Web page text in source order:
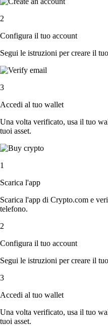
2
Configura il tuo account
Segui le istruzioni per creare il
3
Accedi al tuo wallet
Una volta verificato, usa il tuo
tuoi asset.
1
Scarica l'app
Scarica l'app di Crypto.com e
telefono.
2
Configura il tuo account
Segui le istruzioni per creare il
3
Accedi al tuo wallet
Una volta verificato, usa il tuo
tuoi asset.